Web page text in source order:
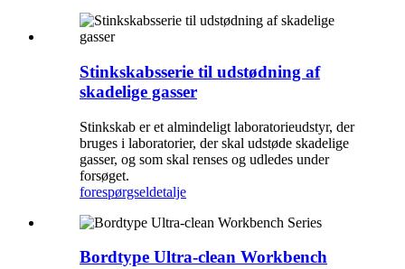
Stinkskabsserie til udstødning af
skadelige gasser
Stinkskab er et almindeligt laboratorieudstyr, der
bruges i laboratorier, der skal udstøde skadelige
gasser, og som skal renses og udledes under
forsøget.
forespørgseldetalje
Bordtype Ultra-clean Workbench